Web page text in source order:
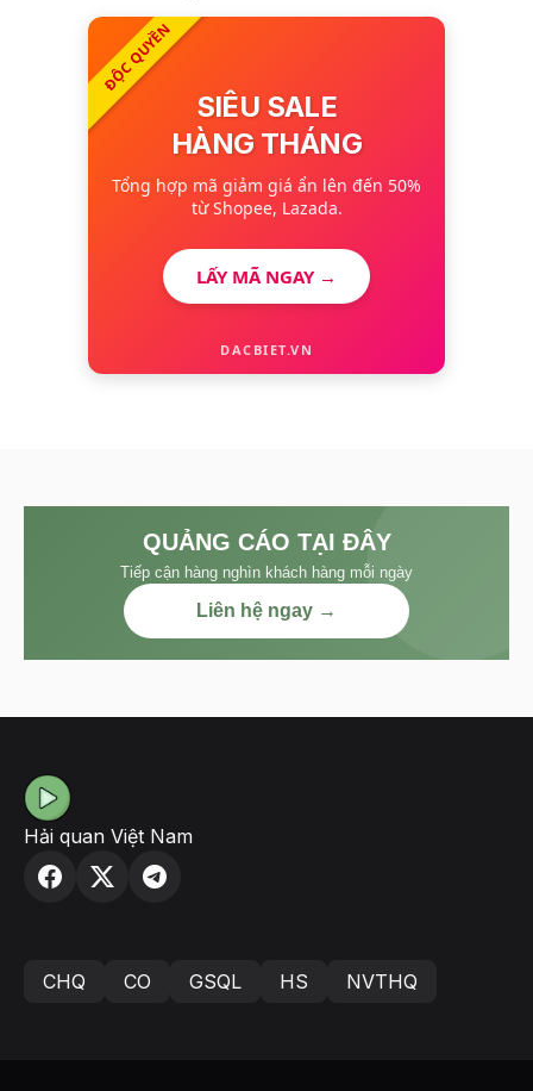
ĐỘC QUYỀN
SIÊU SALE
HÀNG THÁNG
Tổng hợp mã giảm giá ẩn lên đến 50%
từ Shopee, Lazada.
LẤY MÃ NGAY →
DACBIET.VN
QUẢNG CÁO TẠI ĐÂY
Tiếp cận hàng nghìn khách hàng mỗi ngày
Liên hệ ngay →
Hải quan Việt Nam
CHQ CO GSQL HS NVTHQ